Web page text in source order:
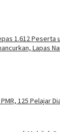
1.612 Peserta
Lapas
125 Pelajar